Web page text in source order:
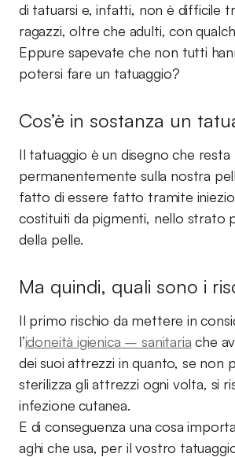
di tatuarsi e, infatti, non è difficile
ragazzi, oltre che adulti, con
Eppure sapevate che non tutti
potersi fare un tatuaggio?
Cos’è in sostanza un
Il tatuaggio è un disegno che resta
permanentemente sulla nostra
fatto di essere fatto tramite
costituiti da pigmenti, nello strato
della pelle.
Ma quindi, quali sono i
Il primo rischio da mettere in
l’idoneità igienica – sanitaria che
dei suoi attrezzi in quanto, se non
sterilizza gli attrezzi ogni volta, si
infezione cutanea.
E di conseguenza una cosa
aghi che usa, per il vostro